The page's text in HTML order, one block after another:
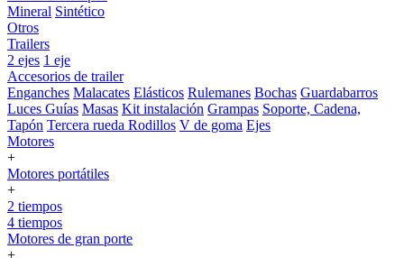
Mineral Sintético
Otros
Trailers
2 ejes 1 eje
Accesorios de trailer
Enganches Malacates Elásticos Rulemanes Bochas Guardabarros
Luces Guías Masas Kit instalación Grampas Soporte, Cadena,
Tapón Tercera rueda Rodillos V de goma Ejes
Motores
+
Motores portátiles
+
2 tiempos
4 tiempos
Motores de gran porte
+